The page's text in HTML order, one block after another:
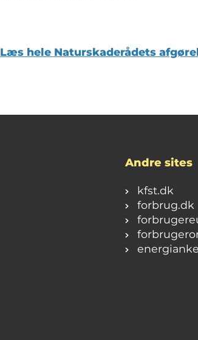
Læs hele Naturskaderådets
Andre sites
kfst.dk
forbrug.dk